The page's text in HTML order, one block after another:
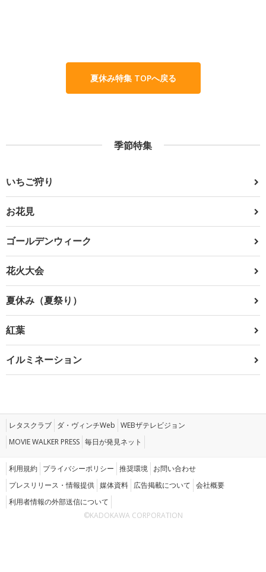
夏休み特集 TOPへ戻る
季節特集
いちご狩り
お花見
ゴールデンウィーク
花火大会
夏休み（夏祭り）
紅葉
イルミネーション
レタスクラブ ダ・ヴィンチWeb WEBザテレビジョン
MOVIE WALKER PRESS 毎日が発見ネット
利用規約 プライバシーポリシー 推奨環境 お問い合わせ
プレスリリース・情報提供 媒体資料 広告掲載について 会社概要
利用者情報の外部送信について
©KADOKAWA CORPORATION